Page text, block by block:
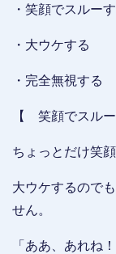
・笑顔でスルー
・大ウケする
・完全無視する
【 笑顔でスル
ちょっとだけ笑
大ウケするので
せん。
「ああ、あれね